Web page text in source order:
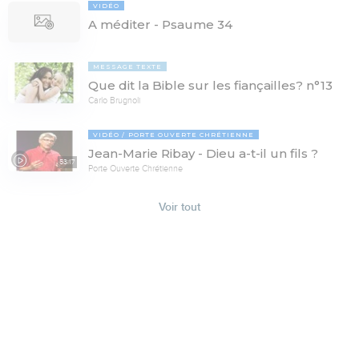
VIDÉO
A méditer - Psaume 34
MESSAGE TEXTE
Que dit la Bible sur les fiançailles? n°13
Carlo Brugnoli
53:17
VIDÉO PORTE OUVERTE CHRÉTIENNE
Jean-Marie Ribay - Dieu a-t-il un fils ?
Porte Ouverte Chrétienne
Voir tout